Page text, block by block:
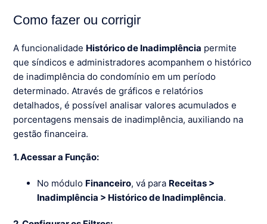
Como fazer ou corrigir
A funcionalidade Histórico de Inadimplência permite
que síndicos e administradores acompanhem o histórico
de inadimplência do condomínio em um período
determinado. Através de gráficos e relatórios
detalhados, é possível analisar valores acumulados e
porcentagens mensais de inadimplência, auxiliando na
gestão financeira.
1. Acessar a Função:
No módulo Financeiro, vá para Receitas >
Inadimplência > Histórico de Inadimplência.